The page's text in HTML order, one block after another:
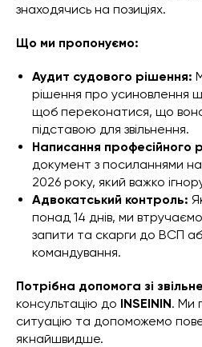
знаходячись на позиціях.
Що ми пропонуємо:
Аудит судового рішення:
рішення про усиновлення
щоб переконатися, що
підставою для звільнення.
Написання професійного
документ з посиланнями на
2026 року, який важко
Адвокатський контроль:
понад 14 днів, ми
запити та скарги до ВСП
командування.
Потрібна допомога зі
консультацію до INSEININ. Ми
ситуацію та допоможемо
якнайшвидше.